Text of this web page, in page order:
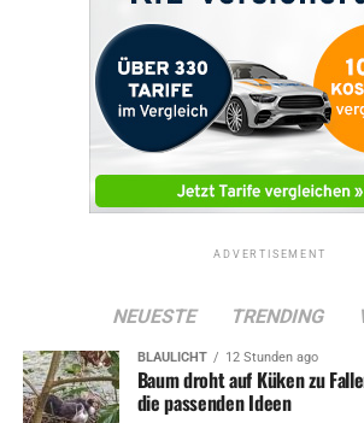
ADVERTISEMENT
NEUESTE TRENDING
BLAULICHT 12 Stunden ago
Baum droht auf Küken zu
die passenden Ideen